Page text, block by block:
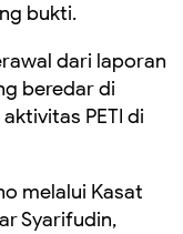
bukti.
dari laporan
beredar di
PETI di
melalui Kasat
Syarifudin,